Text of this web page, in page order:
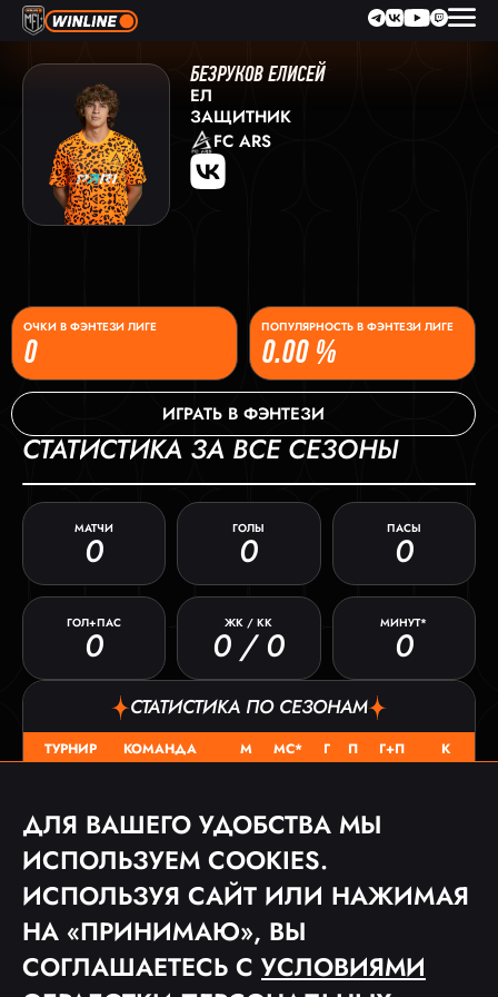
БЕЗРУКОВ ЕЛИСЕЙ
ЕЛ
ЗАЩИТНИК
FC ARS
0
ОЧКИ В ФЭНТЕЗИ ЛИГЕ
0.00 %
ПОПУЛЯРНОСТЬ В ФЭНТЕЗИ ЛИГЕ
ИГРАТЬ В ФЭНТЕЗИ
СТАТИСТИКА ЗА ВСЕ СЕЗОНЫ
МАТЧИ
0
ГОЛЫ
0
ПАСЫ
0
ГОЛ+ПАС
0
ЖК / КК
0 / 0
МИНУТ*
0
СТАТИСТИКА ПО СЕЗОНАМ
ТУРНИР КОМАНДА М МС* Г П Г+П
К
МАТЧИ
ТУРНИР
ДЛЯ ВАШЕГО УДОБСТВА МЫ
ИСПОЛЬЗУЕМ COOKIES.
ИСПОЛЬЗУЯ САЙТ ИЛИ НАЖИМАЯ
НА «ПРИНИМАЮ», ВЫ
СОГЛАШАЕТЕСЬ С УСЛОВИЯМИ